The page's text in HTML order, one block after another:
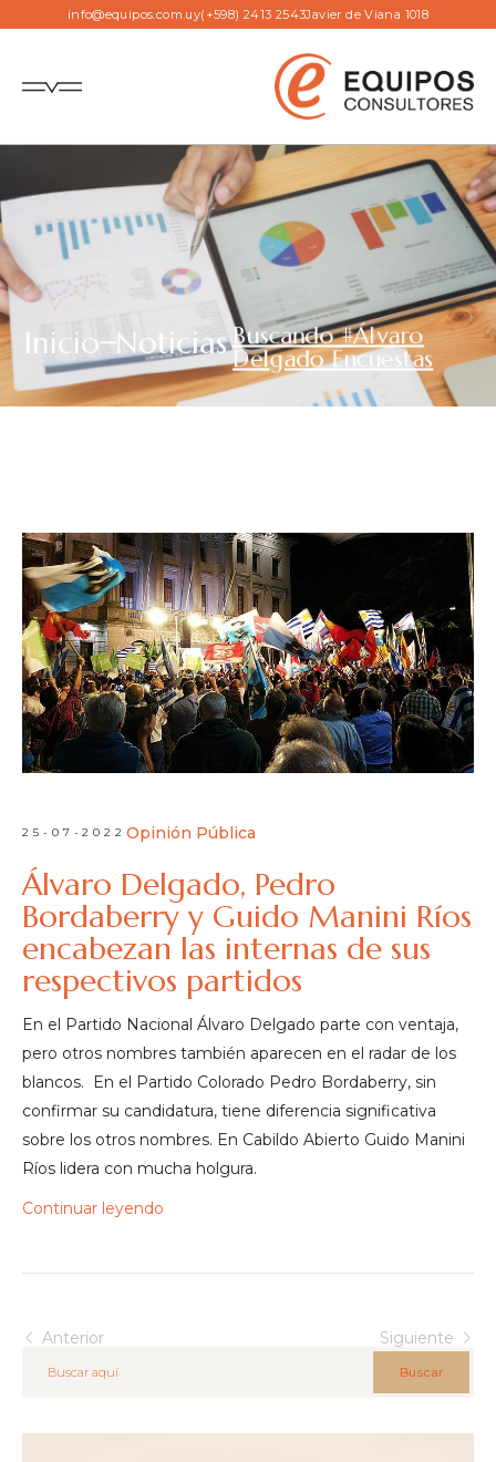
info@equipos.com.uy(+598) 2413 2543Javier de Viana 1018
Inicio Noticias Buscando #Álvaro
Delgado Encuestas
25-07-2022Opinión Pública
Álvaro Delgado, Pedro
Bordaberry y Guido Manini Ríos
encabezan las internas de sus
respectivos partidos
En el Partido Nacional Álvaro Delgado parte con ventaja,
pero otros nombres también aparecen en el radar de los
blancos. En el Partido Colorado Pedro Bordaberry, sin
confirmar su candidatura, tiene diferencia significativa
sobre los otros nombres. En Cabildo Abierto Guido Manini
Ríos lidera con mucha holgura.
Continuar leyendo
Anterior Siguiente
Buscar